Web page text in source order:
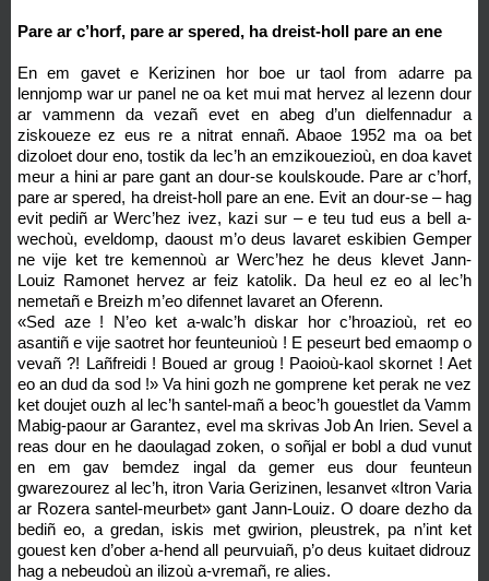
Pare ar c’horf, pare ar spered, ha dreist-holl pare an ene
En em gavet e Kerizinen hor boe ur taol from adarre pa
lennjomp war ur panel ne oa ket mui mat hervez al lezenn dour
ar vammenn da vezañ evet en abeg d’un dielfennadur a
ziskoueze ez eus re a nitrat ennañ. Abaoe 1952 ma oa bet
dizoloet dour eno, tostik da lec’h an emzikouezioù, en doa kavet
meur a hini ar pare gant an dour-se koulskoude. Pare ar c’horf,
pare ar spered, ha dreist-holl pare an ene. Evit an dour-se – hag
evit pediñ ar Werc’hez ivez, kazi sur – e teu tud eus a bell a-
wechoù, eveldomp, daoust m’o deus lavaret eskibien Gemper
ne vije ket tre kemennoù ar Werc’hez he deus klevet Jann-
Louiz Ramonet hervez ar feiz katolik. Da heul ez eo al lec’h
nemetañ e Breizh m’eo difennet lavaret an Oferenn.
«Sed aze ! N’eo ket a-walc’h diskar hor c’hroazioù, ret eo
asantiñ e vije saotret hor feunteunioù ! E peseurt bed emaomp o
vevañ ?! Lañfreidi ! Boued ar groug ! Paoioù-kaol skornet ! Aet
eo an dud da sod !» Va hini gozh ne gomprene ket perak ne vez
ket doujet ouzh al lec’h santel-mañ a beoc’h gouestlet da Vamm
Mabig-paour ar Garantez, evel ma skrivas Job An Irien. Sevel a
reas dour en he daoulagad zoken, o soñjal er bobl a dud vunut
en em gav bemdez ingal da gemer eus dour feunteun
gwarezourez al lec’h, itron Varia Gerizinen, lesanvet «Itron Varia
ar Rozera santel-meurbet» gant Jann-Louiz. O doare dezho da
bediñ eo, a gredan, iskis met gwirion, pleustrek, pa n’int ket
gouest ken d’ober a-hend all peurvuiañ, p’o deus kuitaet didrouz
hag a nebeudoù an ilizoù a-vremañ, re alies.